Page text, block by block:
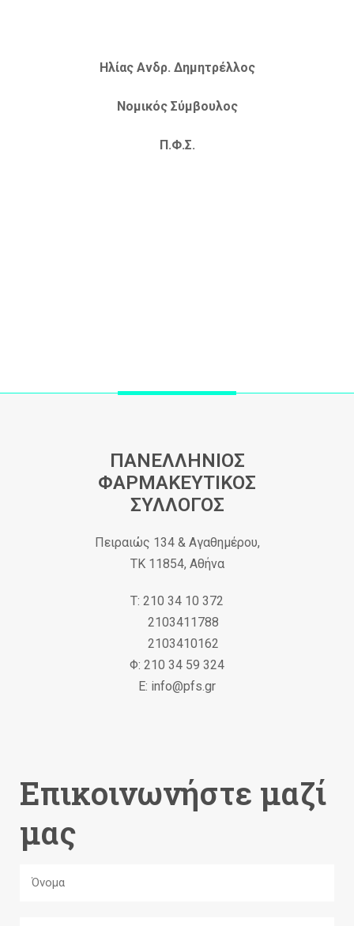
Ηλίας Ανδρ. Δημητρέλλος
Νομικός Σύμβουλος
Π.Φ.Σ.
ΠΑΝΕΛΛΗΝΙΟΣ
ΦΑΡΜΑΚΕΥΤΙΚΟΣ
ΣΥΛΛΟΓΟΣ
Πειραιώς 134 & Αγαθημέρου,
ΤΚ 11854, Αθήνα
Τ: 210 34 10 372
2103411788
2103410162
Φ: 210 34 59 324
Ε: info@pfs.gr
Επικοινωνήστε μαζί
μας